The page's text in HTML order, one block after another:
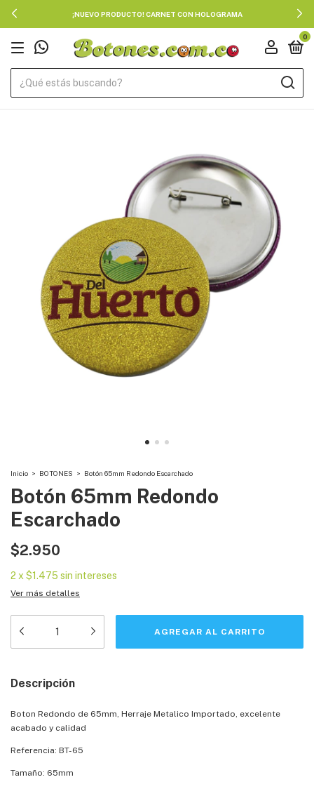
¡NUEVO PRODUCTO! CARNET CON HOLOGRAMA
0
Inicio > BOTONES > Botón 65mm Redondo Escarchado
Botón 65mm Redondo
Escarchado
$2.950
2 x $1.475 sin intereses
Ver más detalles
Descripción
Boton Redondo de 65mm, Herraje Metalico Importado, excelente
acabado y calidad
Referencia: BT-65
Tamaño: 65mm